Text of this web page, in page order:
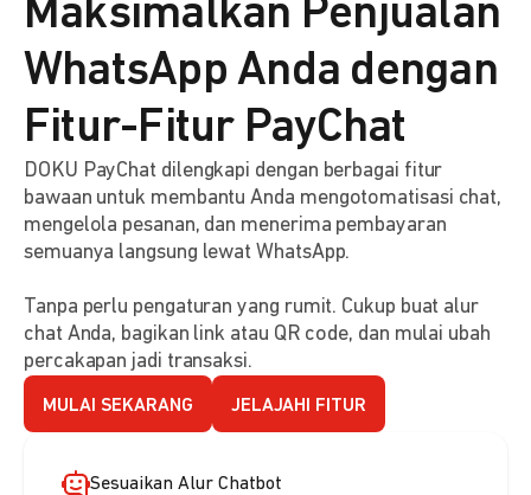
Maksimalkan Penjualan
WhatsApp Anda dengan
Fitur-Fitur PayChat
DOKU PayChat dilengkapi dengan berbagai fitur
bawaan untuk membantu Anda mengotomatisasi chat,
mengelola pesanan, dan menerima pembayaran
semuanya langsung lewat WhatsApp.
Tanpa perlu pengaturan yang rumit. Cukup buat alur
chat Anda, bagikan link atau QR code, dan mulai ubah
percakapan jadi transaksi.
MULAI SEKARANG JELAJAHI FITUR
Sesuaikan Alur Chatbot